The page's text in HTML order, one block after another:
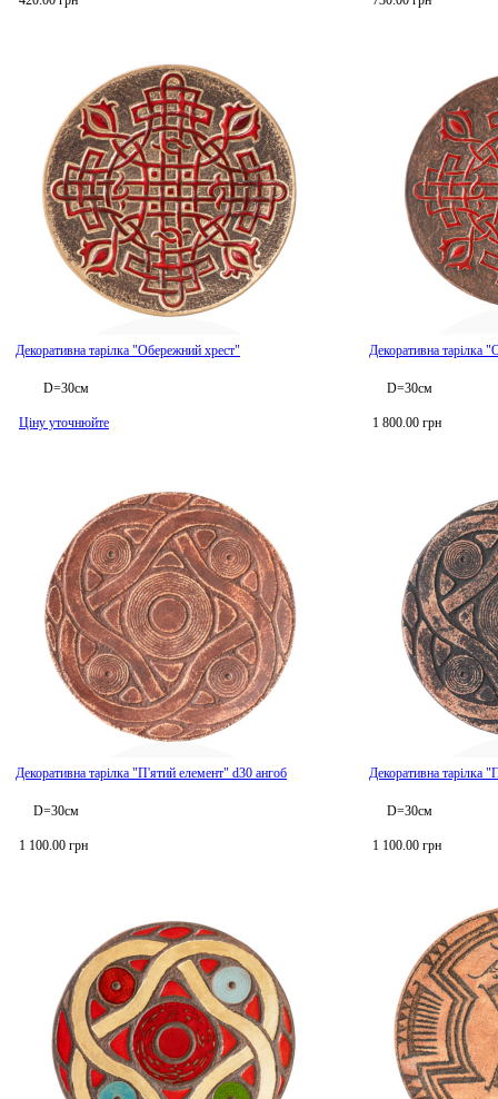
Декоративна тарілка "Обережний хрест"
D=30см
Ціну уточнюйте
Декоративна тарілка
D=30см
1 800.00 грн
Декоративна тарілка "П'ятий елемент" d30 ангоб
D=30см
1 100.00 грн
Декоративна тарілка
D=30см
1 100.00 грн